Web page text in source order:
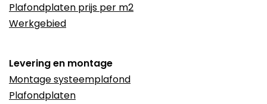
Plafondplaten prijs per m2
Werkgebied
Levering en montage
Montage systeemplafond
Plafondplaten